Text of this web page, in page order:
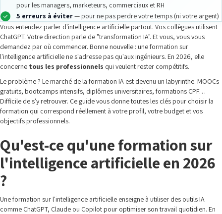
pour les managers, marketeurs, commerciaux et RH
5 erreurs à éviter— pour ne pas perdre votre temps (ni votre argent)
Vous entendez parler d'intelligence artificielle partout. Vos collègues utilisent
ChatGPT. Votre direction parle de "transformation IA". Et vous, vous vous
demandez par où commencer. Bonne nouvelle : une formation sur
l'intelligence artificielle ne s'adresse pas qu'aux ingénieurs. En 2026, elle
concerne tous les professionnels qui veulent rester compétitifs.
Le problème ? Le marché de la formation IA est devenu un labyrinthe. MOOCs
gratuits, bootcamps intensifs, diplômes universitaires, formations CPF…
Difficile de s'y retrouver. Ce guide vous donne toutes les clés pour choisir la
formation qui correspond réellement à votre profil, votre budget et vos
objectifs professionnels.
Qu'est-ce qu'une formation sur
l'intelligence artificielle en 2026
?
Une formation sur l'intelligence artificielle enseigne à utiliser des outils IA
comme ChatGPT, Claude ou Copilot pour optimiser son travail quotidien. En